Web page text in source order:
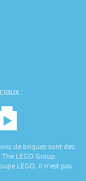
:
de briques sont des
LEGO Group.
LEGO, il n'est pas